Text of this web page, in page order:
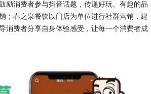
励消费者参与抖音话题，传递好玩、有趣的品
；春之泉餐饮以门店为单位进行社群营销，建
消费者分享自身体验感受，让每一个消费者成